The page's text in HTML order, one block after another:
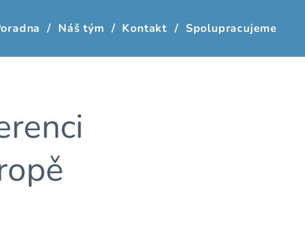
Náš tým Kontakt Spolupracujeme